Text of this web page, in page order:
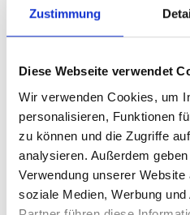
Zustimmung
Diese Webseite verwendet
Wir verwenden Cookies, um
personalisieren, Funktionen
zu können und die Zugriffe
analysieren. Außerdem
Verwendung unserer
soziale Medien, Werbung
verfügbar
16,95 €
(inkl. MwSt.| zzgl. MwSt.)
zzgl. MwSt., zzgl.
Versandkosten
IN DEN